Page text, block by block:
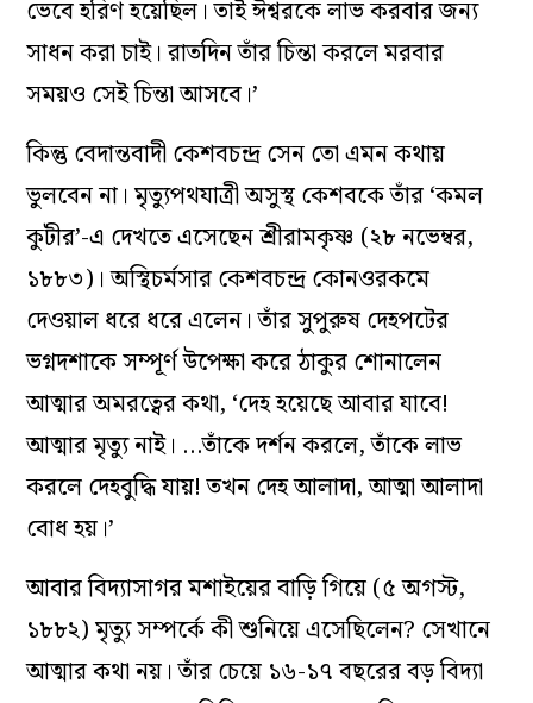
ভেবে হরিণ হয়েছিল। তাই ঈশ্বরকে লাভ করবার জন্য
সাধন করা চাই। রাতদিন তাঁর চিন্তা করলে মরবার
সময়ও সেই চিন্তা আসবে।’
কিন্তু বেদান্তবাদী কেশবচন্দ্র সেন তো এমন কথায়
ভুলবেন না। মৃত্যুপথযাত্রী অসুস্থ কেশবকে তাঁর ‘কমল
কুটীর’-এ দেখতে এসেছেন শ্রীরামকৃষ্ণ (২৮ নভেম্বর,
১৮৮৩)। অস্থিচর্মসার কেশবচন্দ্র কোনওরকমে
দেওয়াল ধরে ধরে এলেন। তাঁর সুপুরুষ দেহপটের
ভগ্নদশাকে সম্পূর্ণ উপেক্ষা করে ঠাকুর শোনালেন
আত্মার অমরত্বের কথা, ‘দেহ হয়েছে আবার যাবে!
আত্মার মৃত্যু নাই। …তাঁকে দর্শন করলে, তাঁকে লাভ
করলে দেহবুদ্ধি যায়! তখন দেহ আলাদা, আত্মা আলাদা
বোধ হয়।’
আবার বিদ্যাসাগর মশাইয়ের বাড়ি গিয়ে (৫ অগস্ট,
১৮৮২) মৃত্যু সম্পর্কে কী শুনিয়ে এসেছিলেন? সেখানে
আত্মার কথা নয়। তাঁর চেয়ে ১৬-১৭ বছরের বড় বিদ্যা